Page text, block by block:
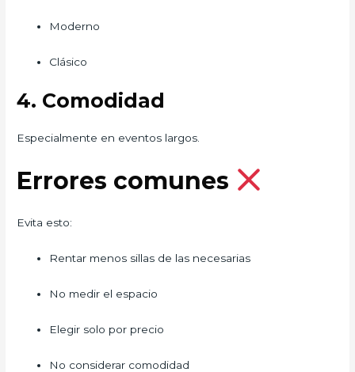
Moderno
Clásico
4. Comodidad
Especialmente en eventos largos.
Errores comunes
Evita esto:
Rentar menos sillas de las necesarias
No medir el espacio
Elegir solo por precio
No considerar comodidad